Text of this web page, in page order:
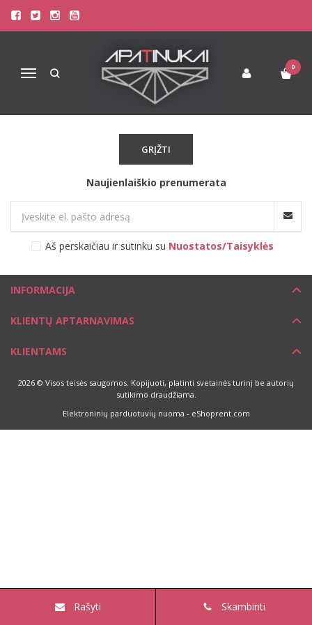
Navigacija
0
DARJEELING.FR
Pirkite pagal gamintoją darjeeling.fr
Atsiprašome, tačiau pasirinkto gamintojo prekių šiuo metu
GRĮŽTI
Naujienlaiškio prenumerata
Aš perskaičiau ir sutinku su Nuostatos/Taisyklės
INFORMACIJA
KLIENTŲ APTARNAVIMAS
KLIENTAMS
2026 © Visos teisės saugomos. Kopijuoti, platinti svetainės turinį be autorių
sutikimo draudžiama.
Elektroninių parduotuvių nuoma - eShoprent.com
Rašyti Skambinti